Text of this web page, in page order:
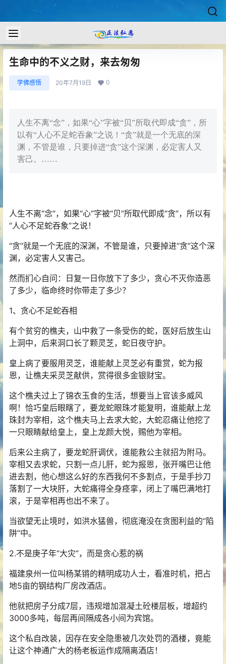
生命中的不义之财，来去匆匆
学佛感悟 20年7月19日 0
人生不离“念”，如果“心”字被“贝”所取代即成“贪”，所
以有“人心不足蛇吞象”之说！“贪”就是一个无底的深
渊，不管是谁，只要掉进“贪”这个深渊，必定害人又
害己。……
人生不离“念”，如果“心”字被“贝”所取代即成“贪”，所以有
“人心不足蛇吞象”之说！
“贪”就是一个无底的深渊，不管是谁，只要掉进“贪”这个深
渊，必定害人又害己。
然而扪心自问：日复一日你放下了多少，贪心不灭你造恶
了多少，临命终时你带走了多少？
1、贪心不足蛇吞相
有个贫穷的樵夫，山中救了一条受伤的蛇，医好后放生山
上洞中，后来洞口长了颗灵芝，蛇日夜守护。
皇上病了要服用灵芝，谁能献上灵芝必有重赏，蛇为报
恩，让樵夫采灵芝献供，赏得很多金银财宝。
这个樵夫过上了锦衣玉食的生活，想要当上官该多威风
啊！恰巧皇后眼瞎了，要龙蛇眼珠才能复明，谁能献上龙
珠封为宰相，这个樵夫马上去求大蛇，大蛇忍痛让他挖了
一只眼睛献给皇上，皇上龙颜大悦，赐他为宰相。
后来公主病了，要龙蛇肝调伏，谁能救公主就招为附马。
宰相又去求蛇，只割一点儿肝，蛇为报恩，张开嘴巴让他
进去割，他心想这么好的东西我何不多割点，于是手抄刀
落割了一大块肝，大蛇痛得全身痉挛，闭上了嘴巴满地打
滚，于是宰相再也出不来了。
当欲望无止境时，如洪水猛兽，彻底淹没在贪图利益的“陷
阱”中。
2.不是庚子年“大灾”，而是贪心惹的祸
福建泉州一位叫杨某锵的精明成功人士，看准时机，把占
地5亩的钢结构厂房改酒店。
他就把房子分成7层，违规增加混凝土砼楼层板，增超约
3000多吨，每层再间隔成各小间为宾馆。
这个私自改装，因存在安全隐患被几次处罚的酒楼，竟能
让这个神通广大的杨老板运作成隔离酒店！